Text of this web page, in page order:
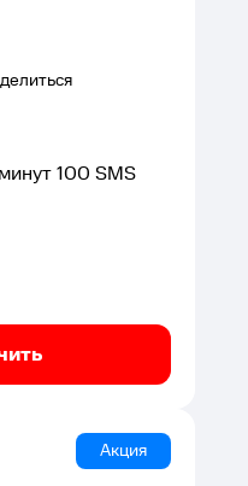
минут100 SMS
Акция